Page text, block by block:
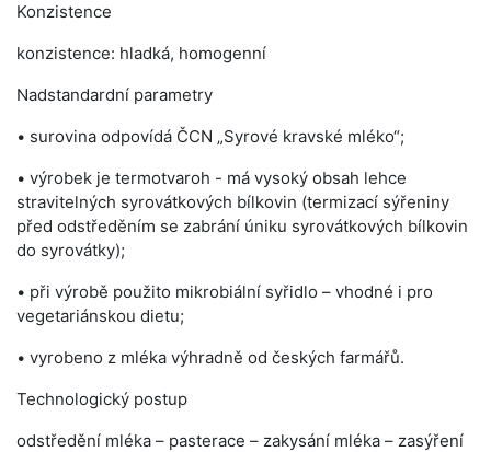
Konzistence
konzistence: hladká, homogenní
Nadstandardní parametry
• surovina odpovídá ČCN „Syrové kravské mléko“;
• výrobek je termotvaroh - má vysoký obsah lehce
stravitelných syrovátkových bílkovin (termizací sýřeniny
před odstředěním se zabrání úniku syrovátkových bílkovin
do syrovátky);
• při výrobě použito mikrobiální syřidlo – vhodné i pro
vegetariánskou dietu;
• vyrobeno z mléka výhradně od českých farmářů.
Technologický postup
odstředění mléka – pasterace – zakysání mléka – zasýření